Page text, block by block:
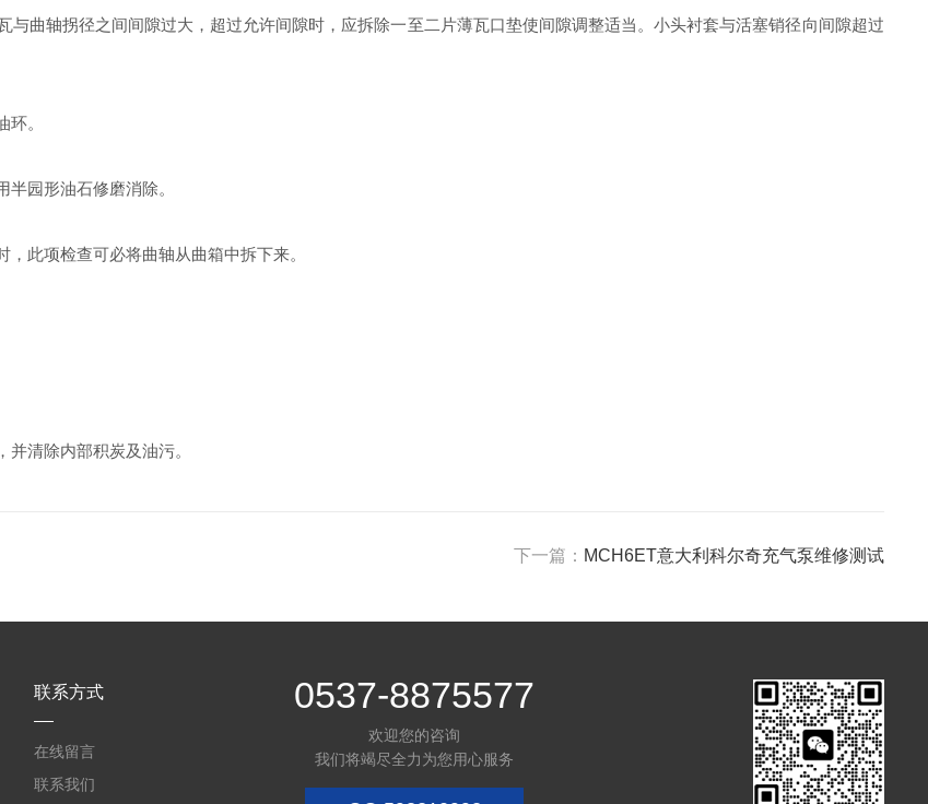
轴拐径之间间隙过大，超过允许间隙时，应拆除一至二片薄瓦口垫使间隙调整适当。小头衬套与活塞销径向间隙超过
。
园形油石修磨消除。
此项检查可必将曲轴从曲箱中拆下来。
清除内部积炭及油污。
下一篇： MCH6ET意大利科尔奇充气泵维修测试
联系方式
在线留言
联系我们
0537-8875577
欢迎您的咨询
我们将竭尽全力为您用心服务